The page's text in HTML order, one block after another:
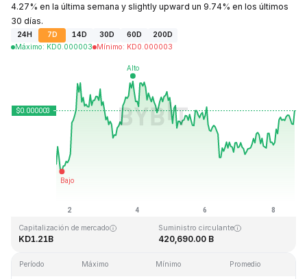
4.27% en la última semana y slightly upward un 9.74% en los últimos
30 días.
24H 7D 14D 30D 60D
200D
Máximo: KD0.000003 Mínimo: KD0.000003
Última actualización: 2026-08-08, 14:58 GMT+0
KD0.000028 KD0.000000
Capitalización de mercado
KD1.21B
Suministro circulante
420,690.00 B
Período Máximo Mínimo Promedio